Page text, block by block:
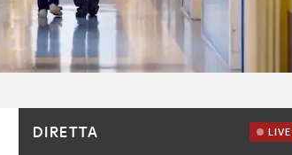
DIRETTA LIVE